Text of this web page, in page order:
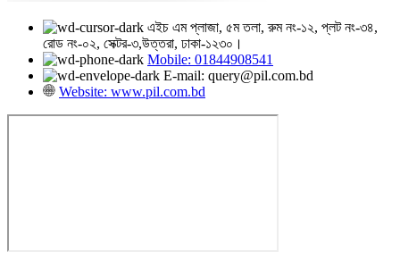
এইচ এম প্লাজা, ৫ম তলা, রুম নং-১২, প্লট নং-৩৪,
রোড নং-০২, সেক্টর-৩,উত্তরা, ঢাকা-১২৩০।
Mobile: 01844908541
E-mail: query@pil.com.bd
Website: www.pil.com.bd